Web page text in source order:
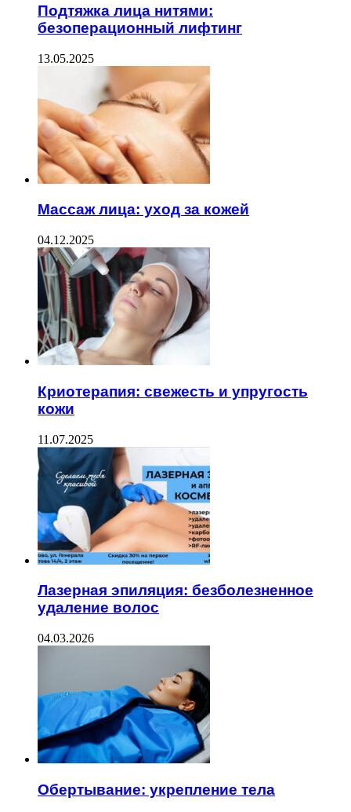
Подтяжка лица нитями:
безоперационный лифтинг
13.05.2025
Массаж лица: уход за кожей
04.12.2025
Криотерапия: свежесть и упругость
кожи
11.07.2025
Лазерная эпиляция: безболезненное
удаление волос
04.03.2026
Обертывание: укрепление тела